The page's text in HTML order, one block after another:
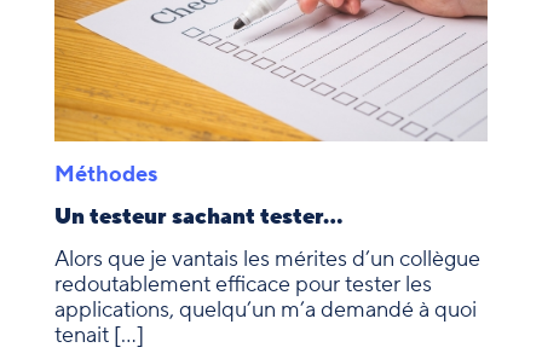
Méthodes
Un testeur sachant tester…
Alors que je vantais les mérites d’un collègue
redoutablement efficace pour tester les
applications, quelqu’un m’a demandé à quoi
tenait […]